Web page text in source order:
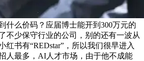
什么价码？应届博士能开到300万元的
不少保守行业的公司，别的还有一波从
红书有“REDstar”，所以我们很早进入
人最多，AI人才市场，由于他不成能